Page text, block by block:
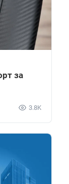
за
3.8K